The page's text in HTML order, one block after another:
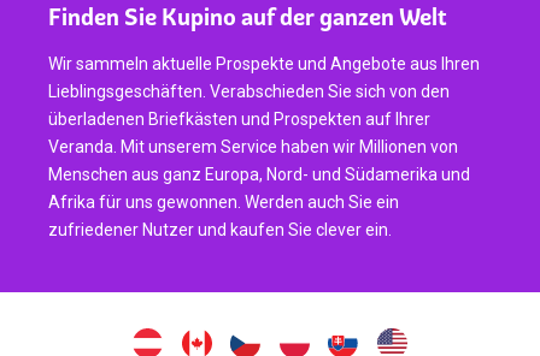
Finden Sie Kupino auf der ganzen Welt
Wir sammeln aktuelle Prospekte und Angebote aus Ihren
Lieblingsgeschäften. Verabschieden Sie sich von den
überladenen Briefkästen und Prospekten auf Ihrer
Veranda. Mit unserem Service haben wir Millionen von
Menschen aus ganz Europa, Nord- und Südamerika und
Afrika für uns gewonnen. Werden auch Sie ein
zufriedener Nutzer und kaufen Sie clever ein.